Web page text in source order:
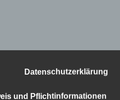
Datenschutzerklärung
und Pflichtinformationen